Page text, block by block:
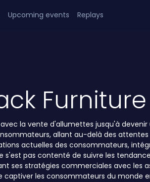
Upcoming events Replays
la vente d'allumettes jusqu'à
allant au-delà des
actuelles des consommateurs,
pas contenté de suivre les
ses stratégies commerciales avec les
les consommateurs du monde